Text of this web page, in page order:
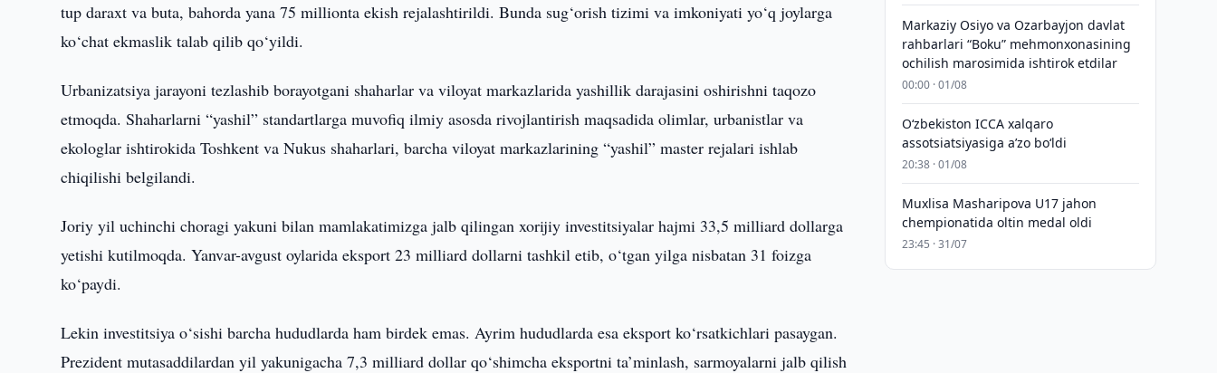
tup daraxt va buta, bahorda yana 75 millionta ekish rejalashtirildi. Bunda sug‘orish tizimi va imkoniyati yo‘q joylarga
ko‘chat ekmaslik talab qilib qo‘yildi.
Urbanizatsiya jarayoni tezlashib borayotgani shaharlar va viloyat markazlarida yashillik darajasini oshirishni taqozo
etmoqda. Shaharlarni “yashil” standartlarga muvofiq ilmiy asosda rivojlantirish maqsadida olimlar, urbanistlar va
ekologlar ishtirokida Toshkent va Nukus shaharlari, barcha viloyat markazlarining “yashil” master rejalari ishlab
chiqilishi belgilandi.
Joriy yil uchinchi choragi yakuni bilan mamlakatimizga jalb qilingan xorijiy investitsiyalar hajmi 33,5 milliard dollarga
yetishi kutilmoqda. Yanvar-avgust oylarida eksport 23 milliard dollarni tashkil etib, o‘tgan yilga nisbatan 31 foizga
ko‘paydi.
Lekin investitsiya o‘sishi barcha hududlarda ham birdek emas. Ayrim hududlarda esa eksport ko‘rsatkichlari pasaygan.
Prezident mutasaddilardan yil yakunigacha 7,3 milliard dollar qo‘shimcha eksportni ta’minlash, sarmoyalarni jalb qilish
Markaziy Osiyo va Ozarbayjon davlat
rahbarlari “Boku” mehmonxonasining
ochilish marosimida ishtirok etdilar
00:00 · 01/08
O‘zbekiston ICCA xalqaro
assotsiatsiyasiga aʼzo bo‘ldi
20:38 · 01/08
Muxlisa Masharipova U17 jahon
chempionatida oltin medal oldi
23:45 · 31/07